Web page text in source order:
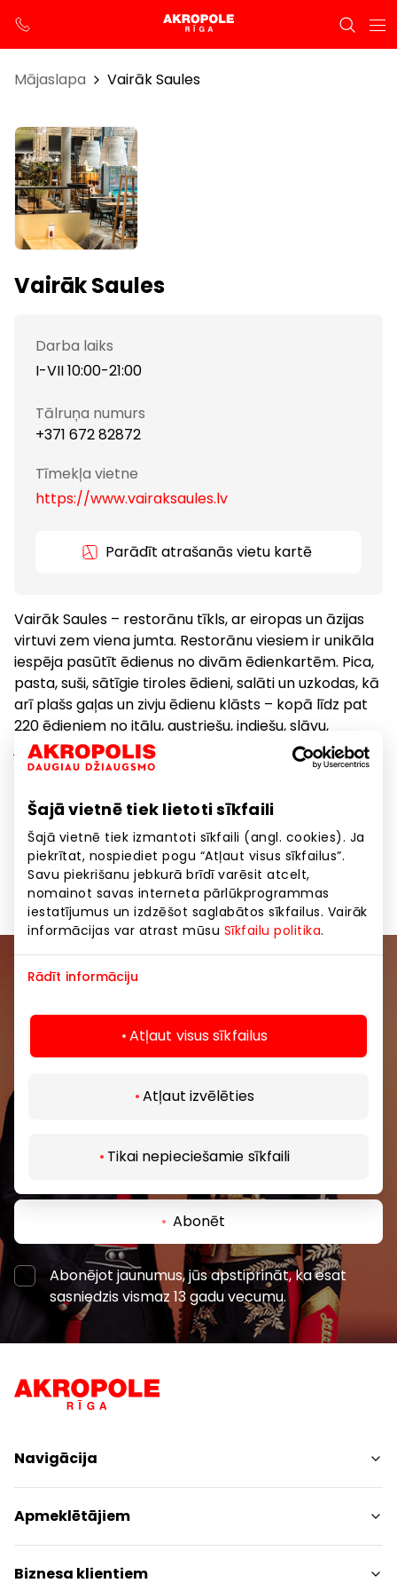
Šajā vietnē tiek lietoti sīkfaili
Šajā vietnē tiek izmantoti sīkfaili (angl. cookies). Ja
piekrītat, nospiediet pogu “Atļaut visus sīkfailus”.
Savu piekrišanu jebkurā brīdī varēsit atcelt,
nomainot savas interneta pārlūkprogrammas
iestatījumus un izdzēšot saglabātos sīkfailus. Vairāk
informācijas var atrast mūsu Sīkfailu politika.
Rādīt informāciju
Atļaut visus sīkfailus
Atļaut izvēlēties
Tikai nepieciešamie sīkfaili
Mājaslapa Vairāk Saules
Vairāk Saules
Darba laiks
I-VII 10:00-21:00
Tālruņa numurs
+371 672 82872
Tīmekļa vietne
https://www.vairaksaules.lv
Parādīt atrašanās vietu kartē
Vairāk Saules – restorānu tīkls, ar eiropas un āzijas
virtuvi zem viena jumta. Restorānu viesiem ir unikāla
iespēja pasūtīt ēdienus no divām ēdienkartēm. Pica,
pasta, suši, sātīgie tiroles ēdieni, salāti un uzkodas, kā
arī plašs gaļas un zivju ēdienu klāsts – kopā līdz pat
220 ēdieniem no itāļu, austriešu, indiešu, slāvu,
japāņu, ķīniešu un taizemes virtuvēm. Vairākas reizes
gadā ēdienkartes tiek papildinātas ar sezonas
ogu un jaunās ražas dārzeņu ēdienkartēm.
Ēdināšana Restorāni Visas vietas
Pievienojieties mūsu kopienai
pasākumiem un jaunāko informāciju iepirkšanās un
Rīga”.
Abonēt
Abonējot jaunumus, jūs apstiprināt, ka esat
sasniedzis vismaz 13 gadu vecumu.
Navigācija
Iepirkšanās
Pakalpojumi
Izklaides
Restorāni
Apmeklētājiem
Centra plāns
Dzīvniekiem draudzīgs
Biznesa klientiem